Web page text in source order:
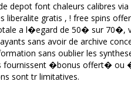
depot font chaleurs calibres via
liberalite gratis , ! free spins
a l�egard de 50� sur 70�,
sans avoir de archive
sans oublier les
fournissent �bonus offert� ou
sont tr limitatives.